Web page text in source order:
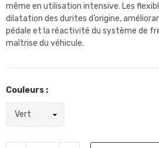
même en utilisation intensive. Les
dilatation des durites d’origine,
pédale et la réactivité du système de
maîtrise du véhicule.
Couleurs :